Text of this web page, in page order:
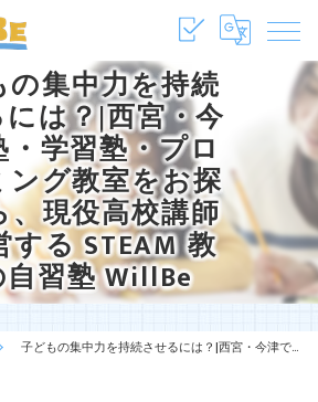
の集中力を持続
は？|西宮・今
学習塾・プロ
ング教室をお探
、現役高校講師
する STEAM 教
習塾 WillBe
子どもの集中力を持続させるには？|西宮・今津で塾・学習塾・プログラミング教室をお探しなら、現役高校講師が経営する STEAM 教育の自習塾 WillBe